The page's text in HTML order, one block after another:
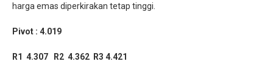
harga emas diperkirakan tetap tinggi.
Pivot : 4.019
R1 4.307 R2 4.362 R3 4.421